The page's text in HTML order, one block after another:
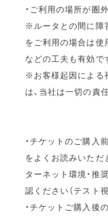
・ご利用の場所が圏
※ルータとの間に障
をご利用の場合は使
などの工夫も有効で
※お客様起因による
は、当社は一切の責
・チケットのご購入
をよくお読みいただ
ターネット環境・推
認ください（テスト
・チケットご購入後